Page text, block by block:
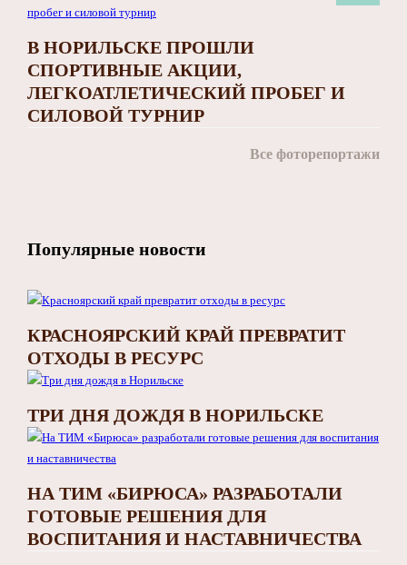
В НОРИЛЬСКЕ ПРОШЛИ
СПОРТИВНЫЕ АКЦИИ,
ЛЕГКОАТЛЕТИЧЕСКИЙ ПРОБЕГ И
СИЛОВОЙ ТУРНИР
Все фоторепортажи
Популярные новости
КРАСНОЯРСКИЙ КРАЙ ПРЕВРАТИТ
ОТХОДЫ В РЕСУРС
ТРИ ДНЯ ДОЖДЯ В НОРИЛЬСКЕ
НА ТИМ «БИРЮСА» РАЗРАБОТАЛИ
ГОТОВЫЕ РЕШЕНИЯ ДЛЯ
ВОСПИТАНИЯ И НАСТАВНИЧЕСТВА